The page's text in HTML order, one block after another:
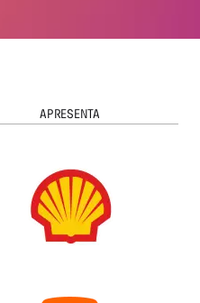
APRESENTA